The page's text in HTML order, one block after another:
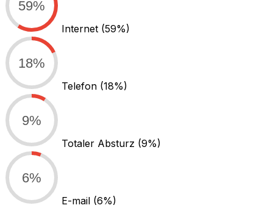
59%
Internet (59%)
18%
Telefon (18%)
9%
Totaler Absturz (9%)
6%
E-mail (6%)